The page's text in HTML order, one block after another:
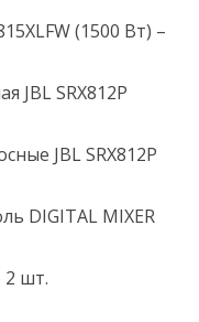
(1500 Вт) –
JBL SRX812P
JBL SRX812P
DIGITAL MIXER
2 шт.